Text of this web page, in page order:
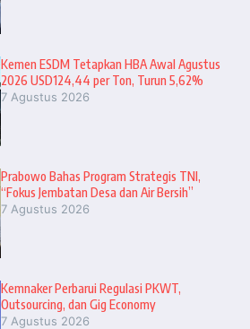
Kemen ESDM Tetapkan HBA Awal Agustus
2026 USD124,44 per Ton, Turun 5,62%
7 Agustus 2026
Prabowo Bahas Program Strategis TNI,
“Fokus Jembatan Desa dan Air Bersih”
7 Agustus 2026
Kemnaker Perbarui Regulasi PKWT,
Outsourcing, dan Gig Economy
7 Agustus 2026